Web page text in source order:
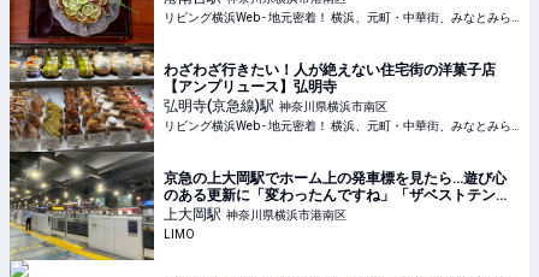
わざわざ行きたい！人が絶えない住宅街の洋菓子店
【アンプリュース】弘明寺
弘明寺(京急線)駅 神奈川県横浜市南区
京急の上大岡駅でホーム上の発車標を見たら…遊び心
のある更新に「変わったんですね」「ザベストテン」
と反響 | LIMO | くらしとお金の経済メディア
上大岡駅 神奈川県横浜市港南区
LIMO